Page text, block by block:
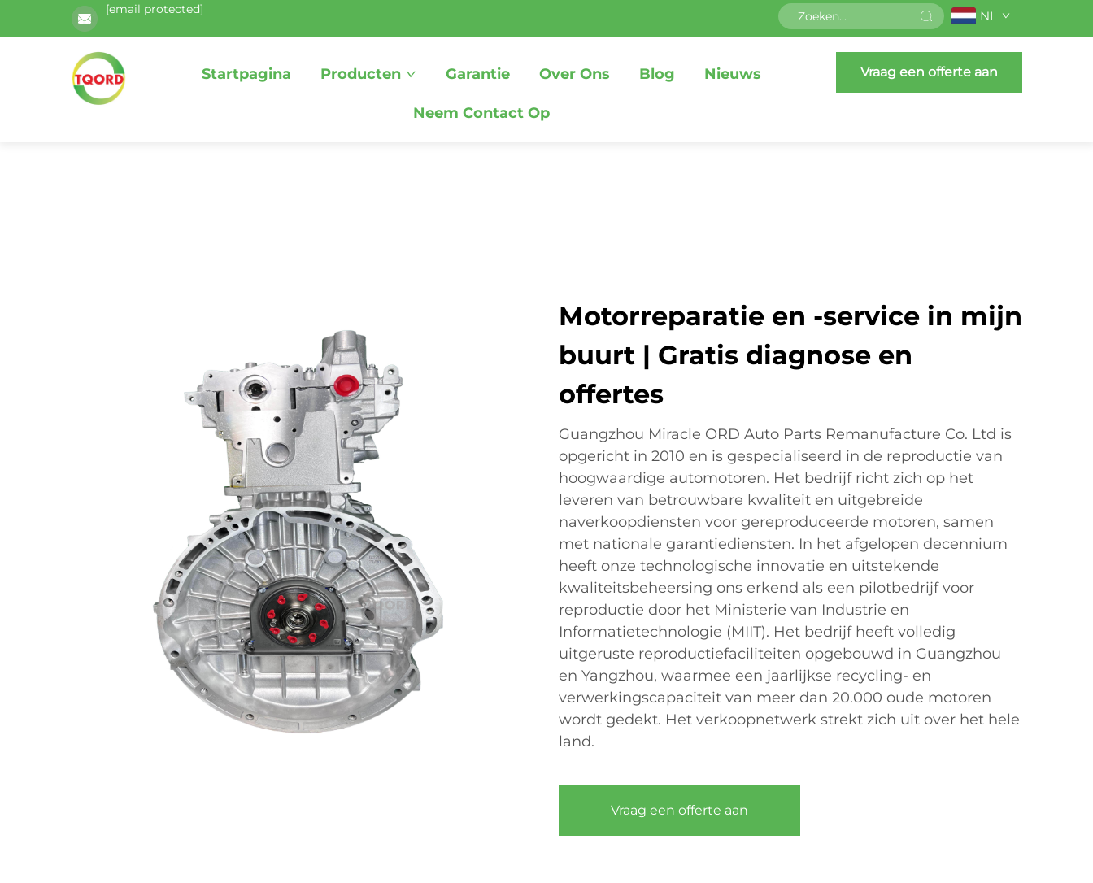
[email protected] NL
Startpagina Producten Garantie Over Ons Blog Nieuws
Neem Contact Op
Vraag een offerte aan
Motorreparatie en -service in mijn
buurt | Gratis diagnose en
offertes
Guangzhou Miracle ORD Auto Parts Remanufacture Co. Ltd is
opgericht in 2010 en is gespecialiseerd in de reproductie van
hoogwaardige automotoren. Het bedrijf richt zich op het
leveren van betrouwbare kwaliteit en uitgebreide
naverkoopdiensten voor gereproduceerde motoren, samen
met nationale garantiediensten. In het afgelopen decennium
heeft onze technologische innovatie en uitstekende
kwaliteitsbeheersing ons erkend als een pilotbedrijf voor
reproductie door het Ministerie van Industrie en
Informatietechnologie (MIIT). Het bedrijf heeft volledig
uitgeruste reproductiefaciliteiten opgebouwd in Guangzhou
en Yangzhou, waarmee een jaarlijkse recycling- en
verwerkingscapaciteit van meer dan 20.000 oude motoren
wordt gedekt. Het verkoopnetwerk strekt zich uit over het hele
land.
Vraag een offerte aan